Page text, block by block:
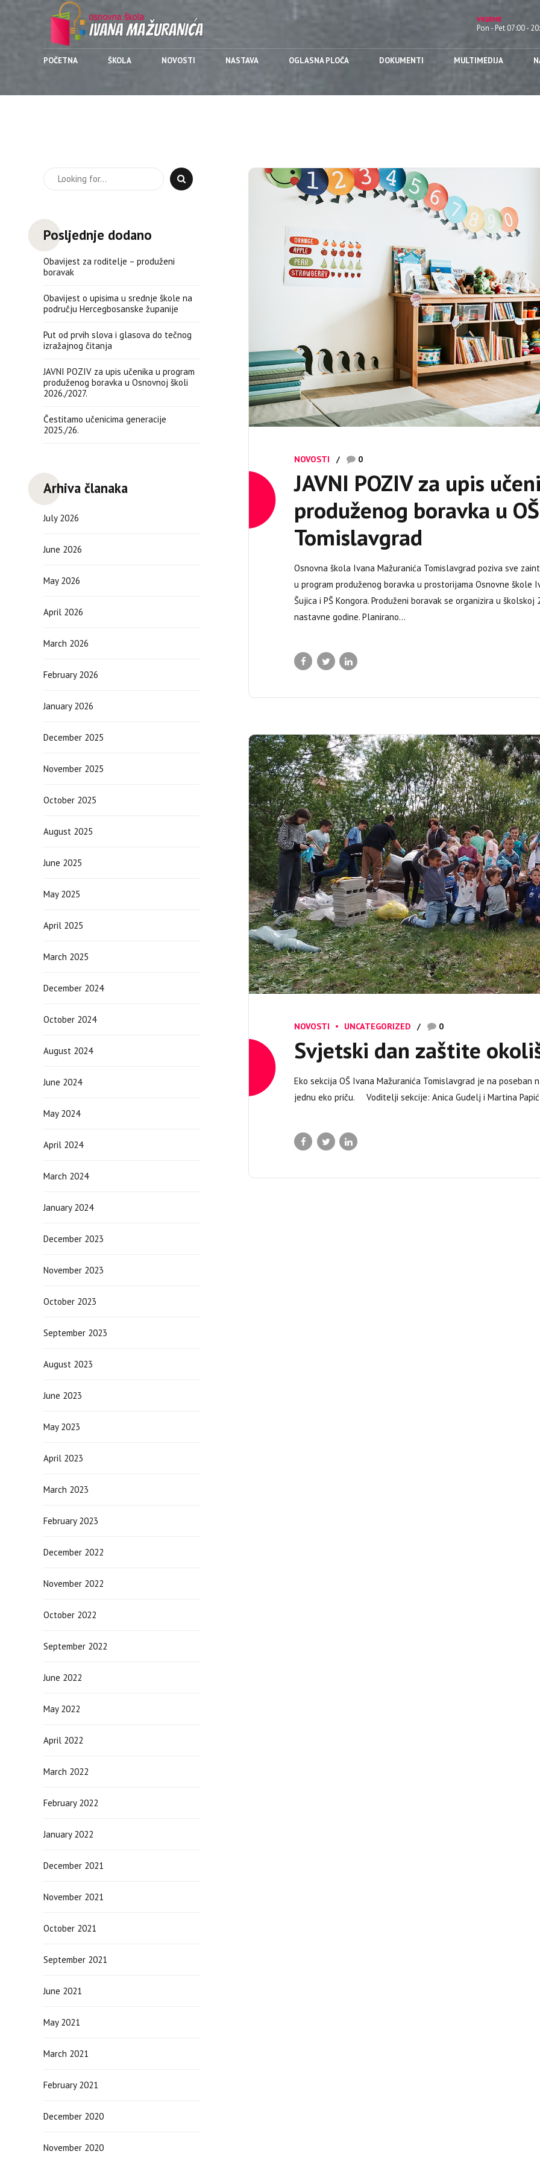
VRIJEME
Pon - Pet 07:00 -
POČETNA ŠKOLA NOVOSTI NASTAVA OGLASNA PLOČA DOKUMENTI MULTIMEDIJA
NOVOSTI 0
JAVNI POZIV za upis
produženog boravka u
Tomislavgrad
Osnovna škola Ivana Mažuranića Tomislavgrad poziva sve
u program produženog boravka u prostorijama Osnovne škole
Šujica i PŠ Kongora. Produženi boravak se organizira u
nastavne godine. Planirano...
NOVOSTI UNCATEGORIZED 0
Svjetski dan zaštite
Eko sekcija OŠ Ivana Mažuranića Tomislavgrad je na
jednu eko priču. Voditelji sekcije: Anica Gudelj i Martina Papić
Posljednje dodano
Obavijest za roditelje – produženi
boravak
Obavijest o upisima u srednje škole na
području Hercegbosanske županije
Put od prvih slova i glasova do tečnog
izražajnog čitanja
JAVNI POZIV za upis učenika u program
produženog boravka u Osnovnoj školi
2026./2027.
Čestitamo učenicima generacije
2025./26.
Arhiva članaka
July 2026
June 2026
May 2026
April 2026
March 2026
February 2026
January 2026
December 2025
November 2025
October 2025
August 2025
June 2025
May 2025
April 2025
March 2025
December 2024
October 2024
August 2024
June 2024
May 2024
April 2024
March 2024
January 2024
December 2023
November 2023
October 2023
September 2023
August 2023
June 2023
May 2023
April 2023
March 2023
February 2023
December 2022
November 2022
October 2022
September 2022
June 2022
May 2022
April 2022
March 2022
February 2022
January 2022
December 2021
November 2021
October 2021
September 2021
June 2021
May 2021
March 2021
February 2021
December 2020
November 2020